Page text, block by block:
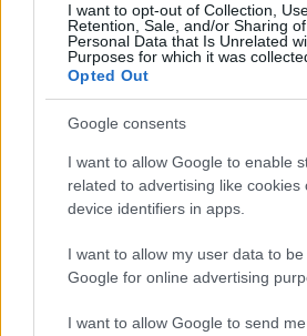
I want to opt-out of Collection,
Retention, Sale, and/or Sharing
Personal Data that Is Unrelated
Purposes for which it was
Opted Out
Google consents
I want to allow Google to enable
related to advertising like cookies
device identifiers in apps.
I want to allow my user data to
Google for online advertising
I want to allow Google to send me
Bár Magyarország a
Németország
800 ezer zsidót elkerült a
Az 1944 márciusában indult
a kollaboráns kormány
megkezdődtek a
ezer magyar zsidót öltek
megsemmisítőtáborokban.